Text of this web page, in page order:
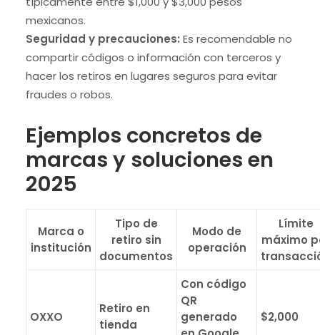
mexicanos.
Seguridad y precauciones: Es recomendable no
compartir códigos o información con terceros y
hacer los retiros en lugares seguros para evitar
fraudes o robos.
Ejemplos concretos de
marcas y soluciones en
2025
Marca o
institución
Tipo de
retiro sin
documentos
Modo de
operación
Límite
máximo
OXXO
Retiro en
tienda
Con código
QR
generado
$2,000